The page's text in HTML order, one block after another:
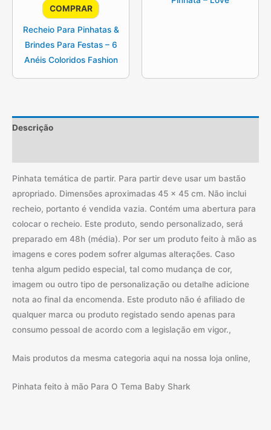
COMPRAR
Recheio Para Pinhatas &
Brindes Para Festas – 6
Anéis Coloridos Fashion
Descrição
Pinhata temática de partir. Para partir deve usar um bastão
apropriado. Dimensões aproximadas 45 x 45 cm. Não inclui
recheio, portanto é vendida vazia. Contém uma abertura para
colocar o recheio. Este produto, sendo personalizado, será
preparado em 48h (média). Por ser um produto feito à mão as
imagens e cores podem sofrer algumas alterações. Caso
tenha algum pedido especial, tal como mudança de cor,
imagem ou outro tipo de personalização ou detalhe adicione
nota ao final da encomenda. Este produto não é afiliado de
qualquer marca ou produto registado sendo apenas para
consumo pessoal de acordo com a legislação em vigor.,
Mais produtos da mesma categoria aqui na nossa loja online,
Pinhata feito à mão Para O Tema Baby Shark